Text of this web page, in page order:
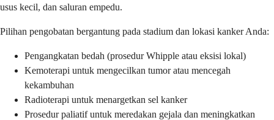
usus kecil, dan saluran empedu.
Pilihan pengobatan bergantung pada stadium dan lokasi kanker Anda:
Pengangkatan bedah (prosedur Whipple atau eksisi lokal)
Kemoterapi untuk mengecilkan tumor atau mencegah
kekambuhan
Radioterapi untuk menargetkan sel kanker
Prosedur paliatif untuk meredakan gejala dan meningkatkan